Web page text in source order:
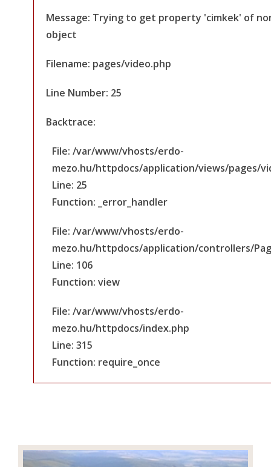
Message: Trying to get property 'cimkek' of
object
Filename: pages/video.php
Line Number: 25
Backtrace:
File: /var/www/vhosts/erdo-
mezo.hu/httpdocs/application/views/pages/
Line: 25
Function: _error_handler
File: /var/www/vhosts/erdo-
mezo.hu/httpdocs/application/controllers/
Line: 106
Function: view
File: /var/www/vhosts/erdo-
mezo.hu/httpdocs/index.php
Line: 315
Function: require_once